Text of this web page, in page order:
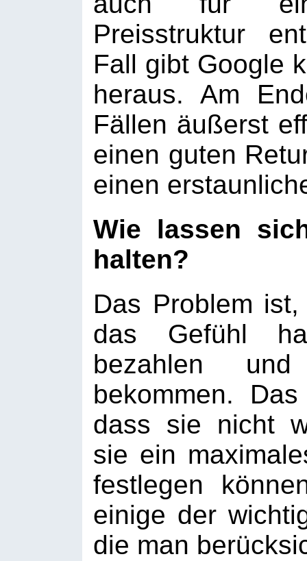
Preisstruktur
Fall gibt Google
heraus. Am
Fällen äußerst
einen guten
einen
Wie lassen
halten?
Das Problem
das Gefühl
bezahlen
bekommen.
dass sie nicht
sie ein
festlegen
einige der
die man